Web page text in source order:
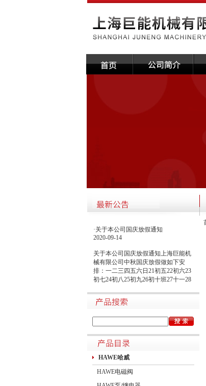
·关于本公司国庆放假通知
2020-09-14
关于本公司国庆放假通知上海巨能机
械有限公司中秋国庆放假做如下安
排：一二三四五六日21初五22初六23
初七24初八25初九26初十班27十一28
假3十七假4十八假5十九假6二十假7
廿一假8廿二9廿三班10廿四11廿五10
日（星期日）、10月10日（星期六）
上班。在此期间如有进口产品需要采
购的客户，为避免您的货期受到影
响，请提前安排订货事宜。高速规定
如下1.高速免费规定时间：2020年10
月1日0时-10月8日24时，共8天
HAWE哈威
HAWE电磁阀